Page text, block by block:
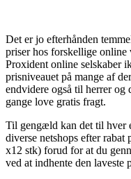
Det er jo efterhånden
priser hos forskellige
Proxident online selskaber
prisniveauet på mange af
endvidere også til herrer og
gange love gratis fragt.
Til gengæld kan det til hver
diverse netshops efter
x12 stk) forud for at du
ved at indhente den laveste